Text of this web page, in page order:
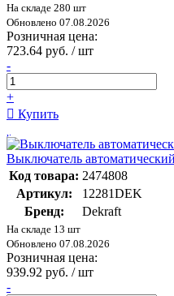
На складе 280 шт
Обновлено 07.08.2026
Розничная цена:
723.64 руб. / шт
-
+
Купить
Выключатель
Код товара: 2474808
Артикул:
12281DEK
Бренд:
Dekraft
На складе 13 шт
Обновлено 07.08.2026
Розничная цена:
939.92 руб. / шт
-